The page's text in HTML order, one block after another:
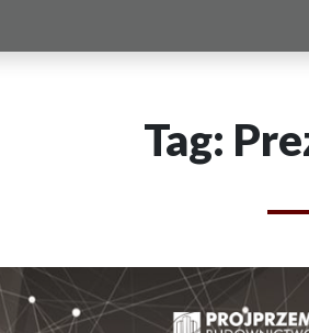
CDI KB Sp. z o.o.
Tag: